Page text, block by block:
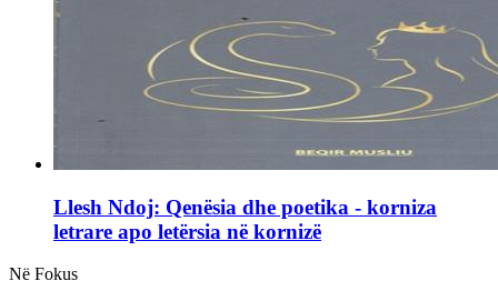
Llesh Ndoj: Qenësia dhe poetika - korniza
letrare apo letërsia në kornizë
Në Fokus